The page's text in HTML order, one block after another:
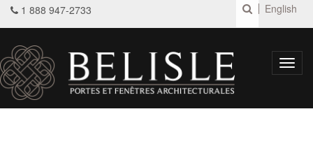
1 888 947-2733 English